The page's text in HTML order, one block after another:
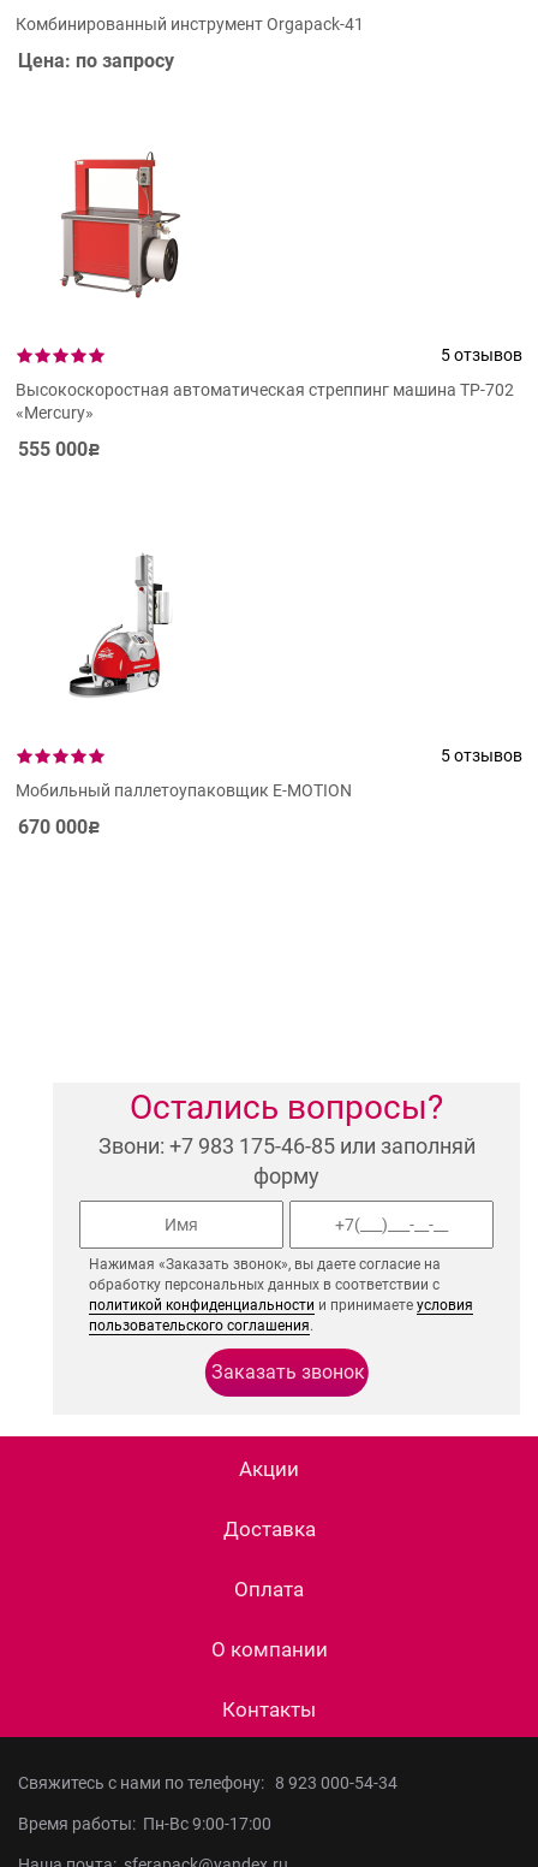
Комбинированный инструмент Orgapack-41
Цена: по запросу
5 отзывов
Высокоскоростная автоматическая стреппинг машина ТР-702
«Mercury»
555 000Р
5 отзывов
Мобильный паллетоупаковщик E-MOTION
670 000Р
Остались вопросы?
Звони: +7 983 175-46-85 или заполняй
форму
Нажимая «Заказать звонок», вы даете согласие на
обработку персональных данных в соответствии с
политикой конфиденциальности и принимаетеусловия
пользовательского соглашения.
Акции
Доставка
Оплата
О компании
Контакты
Свяжитесь с нами по телефону: 8 923 000-54-34
Время работы: Пн-Вс 9:00-17:00